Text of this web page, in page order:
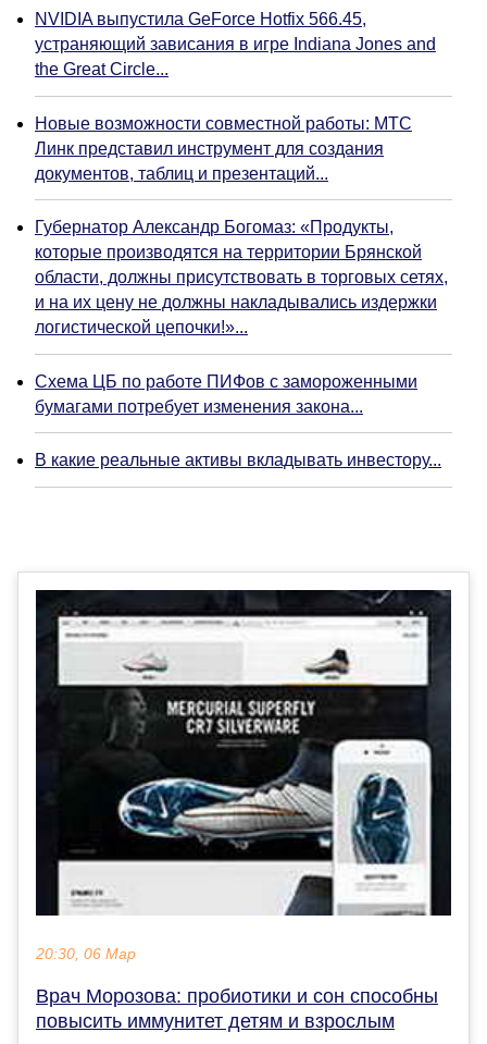
NVIDIA выпустила GeForce Hotfix 566.45,
устраняющий зависания в игре Indiana Jones and
the Great Circle...
Новые возможности совместной работы: МТС
Линк представил инструмент для создания
документов, таблиц и презентаций...
Губернатор Александр Богомаз: «Продукты,
которые производятся на территории Брянской
области, должны присутствовать в торговых сетях,
и на их цену не должны накладывались издержки
логистической цепочки!»...
Схема ЦБ по работе ПИФов с замороженными
бумагами потребует изменения закона...
В какие реальные активы вкладывать инвестору...
20:30, 06 Мар
Врач Морозова: пробиотики и сон способны
повысить иммунитет детям и взрослым